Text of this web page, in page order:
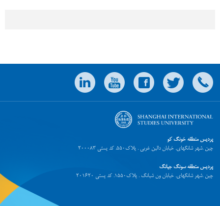
پردیس منطقه خونگ کو
چین .شهر شانگهای. خیابان دالین غربی . پلاک550. کد پستی 200083
پردیس منطقه سونگ جیانگ
چین .شهر شانگهای. خیابان ون شیانگ . پلاک1550. کد پستی 201620